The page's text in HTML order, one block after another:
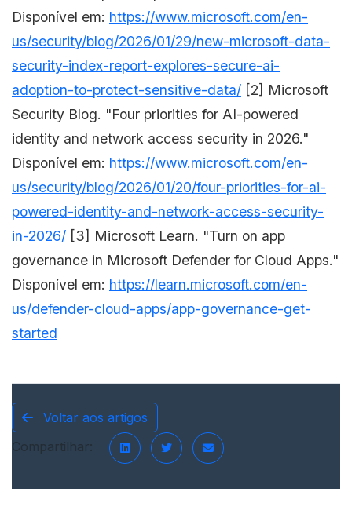
Disponível em: https://www.microsoft.com/en-
us/security/blog/2026/01/29/new-microsoft-data-
security-index-report-explores-secure-ai-
adoption-to-protect-sensitive-data/ [2] Microsoft
Security Blog. "Four priorities for AI-powered
identity and network access security in 2026."
Disponível em: https://www.microsoft.com/en-
us/security/blog/2026/01/20/four-priorities-for-ai-
powered-identity-and-network-access-security-
in-2026/ [3] Microsoft Learn. "Turn on app
governance in Microsoft Defender for Cloud Apps."
Disponível em: https://learn.microsoft.com/en-
us/defender-cloud-apps/app-governance-get-
started
Voltar aos artigos
Compartilhar: